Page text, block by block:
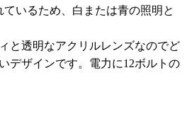
いるため、白または青の照明と
と透明なアクリルレンズなのでど
デザインです。電力に12ボルトの